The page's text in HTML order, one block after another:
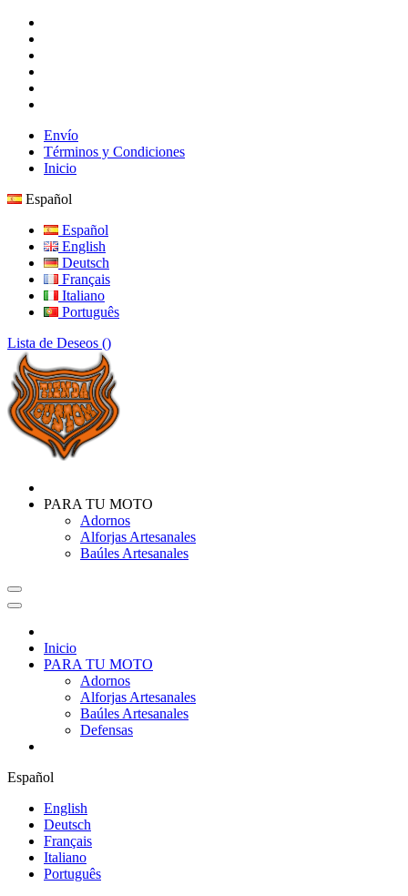
Envío
Términos y Condiciones
Inicio
Español
Español
English
Deutsch
Français
Italiano
Português
Lista de Deseos ()
PARA TU MOTO
Adornos
Alforjas Artesanales
Baúles Artesanales
Inicio
PARA TU MOTO
Adornos
Alforjas Artesanales
Baúles Artesanales
Defensas
Español
English
Deutsch
Français
Italiano
Português